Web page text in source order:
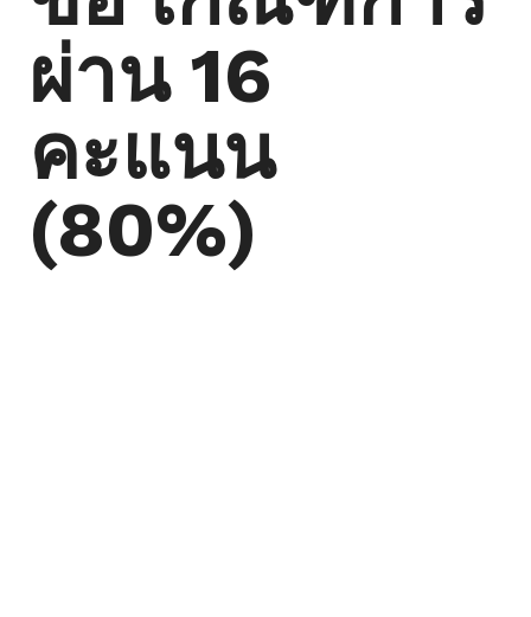
ผ่าน 16
คะแนน
(80%)